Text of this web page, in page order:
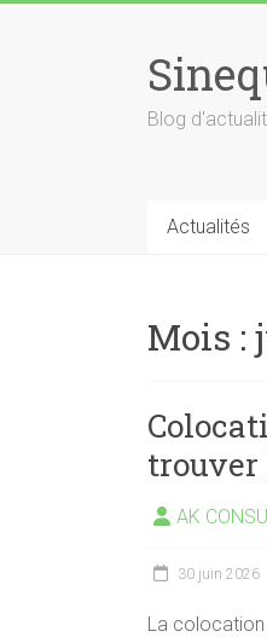
Blog
Actualités
Mois :
trouver
AK
30 juin 2026
La colocation